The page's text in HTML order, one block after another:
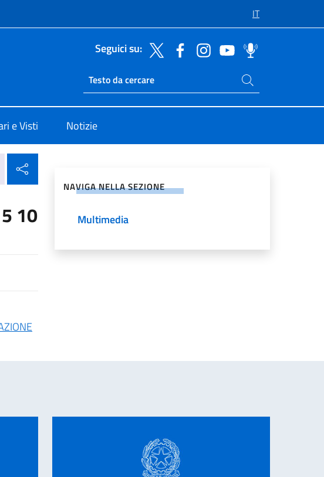
IT
Seguici su:
Ricerca sito live
Cerca nel sito
e Visti Notizie
10
NAVIGA NELLA SEZIONE
Multimedia